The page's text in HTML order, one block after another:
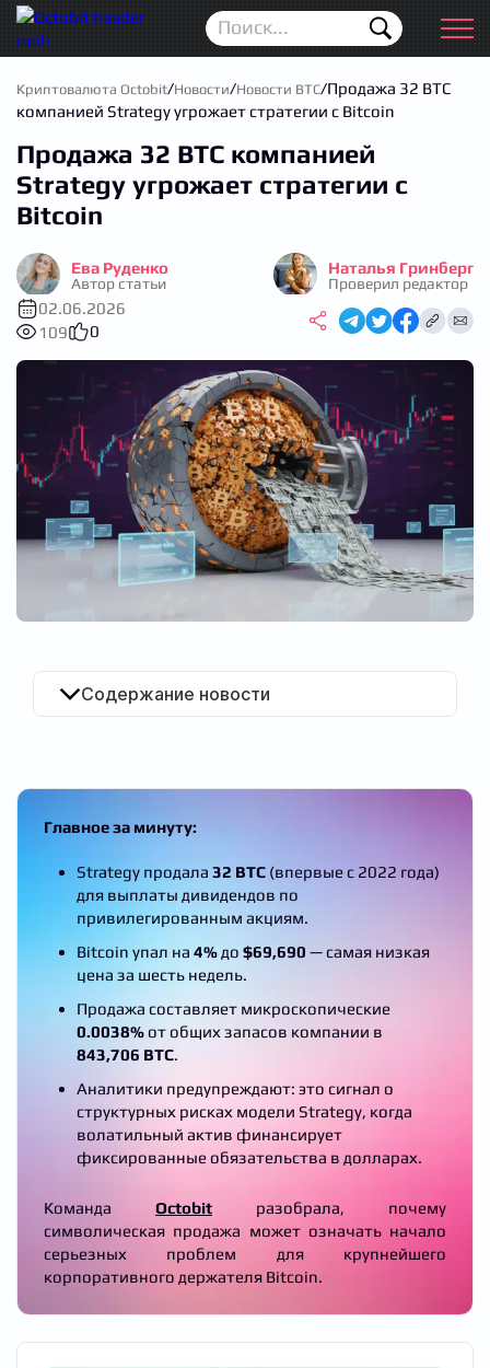
Новости
Для новичков
Криптовалюта
Биржи
Трейдинг
Кошельки
Проп Трейдинг
Календарь ICO
Прогноз цен
RU
Криптовалюта Octobit/Новости/Новости BTC/Продажа 32 BTC
компанией Strategy угрожает стратегии с Bitcoin
Продажа 32 BTC компанией
Strategy угрожает стратегии с
Bitcoin
Ева Руденко
Автор статьи
Наталья Гринберг
Проверил редактор
02.06.2026
109
0
Содержание новости
Главное за минуту:
Strategy продала 32 BTC (впервые с 2022 года)
для выплаты дивидендов по
привилегированным акциям.
Bitcoin упал на 4% до $69,690 — самая низкая
цена за шесть недель.
Продажа составляет микроскопические
0.0038% от общих запасов компании в
843,706 BTC.
Аналитики предупреждают: это сигнал о
структурных рисках модели Strategy, когда
волатильный актив финансирует
фиксированные обязательства в долларах.
Команда Octobit разобрала, почему
символическая продажа может означать начало
серьезных проблем для крупнейшего
корпоративного держателя Bitcoin.